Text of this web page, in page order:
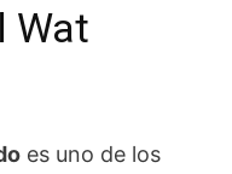
Wat
es uno de los